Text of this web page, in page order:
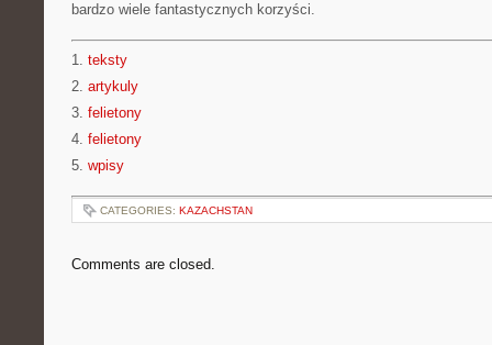
bardzo wiele fantastycznych korzyści.
1. teksty
2. artykuly
3. felietony
4. felietony
5. wpisy
CATEGORIES: KAZACHSTAN
Comments are closed.